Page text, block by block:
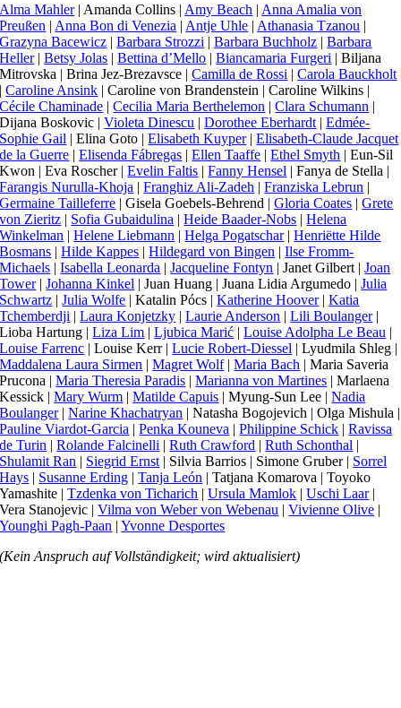
Alma Mahler| Amanda Collins | Amy Beach | Anna Amalia von
Preußen | Anna Bon di Venezia | Antje Uhle | Athanasia Tzanou |
Grazyna Bacewicz |Barbara Strozzi |Barbara Buchholz |Barbara
Heller|Betsy Jolas |Bettina d’Mello |Biancamaria Furgeri | Biljana
Mitrovska | Brina Jez-Brezavsce |Camilla de Rossi |Carola Bauckholt
|Caroline Ansink | Caroline von Brandenstein | Caroline Wilkins |
Cécile Chaminade |Cecilia Maria Berthelemon |Clara Schumann |
Dijana Boskovic |Violeta Dinescu |Dorothee Eberhardt |Edmée-
Sophie Gail | Elina Goto |Elisabeth Kuyper|Elisabeth-Claude Jacquet
de la Guerre |Elisenda Fábregas |Ellen Taaffe |Ethel Smyth | Eun-Sil
Kwon | Eva Roscher |Evelin Faltis |Fanny Hensel | Fanya de Stella |
Farangis Nurulla-Khoja |Franghiz Ali-Zadeh |Franziska Lebrun |
Germaine Tailleferre | Gisela Goebels-Behrend |Gloria Coates |Grete
von Zieritz | Sofia Gubaidulina |Heide Baader-Nobs |Helena
Winkelman |Helene Liebmann |Helga Pogatschar|Henriëtte Hilde
Bosmans |Hilde Kappes |Hildegard von Bingen |Ilse Fromm-
Michaels |Isabella Leonarda |Jacqueline Fontyn | Janet Gilbert |Joan
Tower|Johanna Kinkel | Juan Huang | Juana Lidia Argumedo |Julia
Schwartz |Julia Wolfe | Katalin Pócs |Katherine Hoover|Katia
Tchemberdji |Laura Konjetzky |Laurie Anderson |Lili Boulanger|
Lioba Hartung |Liza Lim |Ljubica Marić |Louise Adolpha Le Beau |
Louise Farrenc | Louise Kerr |Lucie Robert-Diessel | Lyudmila Shleg |
Maddalena Laura Sirmen |Magret Wolf|Maria Bach | Maria Saveria
Prucona |Maria Theresia Paradis |Marianna von Martines | Marlaena
Kessick |Mary Wurm |Matilde Capuis | Myung-Sun Lee |Nadia
Boulanger|Narine Khachatryan | Natasha Bogojevich | Olga Mishula |
Pauline Viardot-Garcia |Penka Kouneva |Philippine Schick |Ravissa
de Turin |Rolande Falcinelli |Ruth Crawford |Ruth Schonthal |
Shulamit Ran | Siegrid Ernst | Silvia Barrios | Simone Gruber | Sorrel
Hays | Susanne Erding |Tanja León | Tatjana Komarova | Toyoko
Yamashite |Tzdenka von Ticharich |Ursula Mamlok |Uschi Laar|
Vera Stanojevic |Vilma von Weber von Webenau |Vivienne Olive |
Younghi Pagh-Paan |Yvonne Desportes
(Kein Anspruch auf Vollständigkeit; wird aktualisiert)